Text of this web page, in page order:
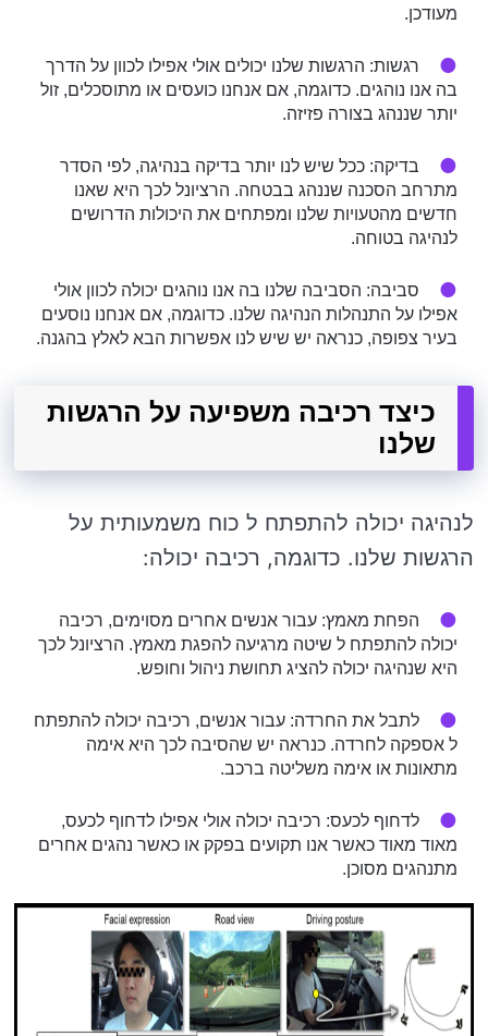
מעודכן.
רגשות: הרגשות שלנו יכולים אולי אפילו לכוון על הדרך
בה אנו נוהגים. כדוגמה, אם אנחנו כועסים או מתוסכלים, זול
יותר שננהג בצורה פזיזה.
בדיקה: ככל שיש לנו יותר בדיקה בנהיגה, לפי הסדר
מתרחב הסכנה שננהג בבטחה. הרציונל לכך היא שאנו
חדשים מהטעויות שלנו ומפתחים את היכולות הדרושים
לנהיגה בטוחה.
סביבה: הסביבה שלנו בה אנו נוהגים יכולה לכוון אולי
אפילו על התנהלות הנהיגה שלנו. כדוגמה, אם אנחנו נוסעים
בעיר צפופה, כנראה יש שיש לנו אפשרות הבא לאלץ בהגנה.
כיצד רכיבה משפיעה על הרגשות
שלנו
לנהיגה יכולה להתפתח ל כוח משמעותית על
הרגשות שלנו. כדוגמה, רכיבה יכולה:
הפחת מאמץ: עבור אנשים אחרים מסוימים, רכיבה
יכולה להתפתח ל שיטה מרגיעה להפגת מאמץ. הרציונל לכך
היא שנהיגה יכולה להציג תחושת ניהול וחופש.
לתבל את החרדה: עבור אנשים, רכיבה יכולה להתפתח
ל אספקה לחרדה. כנראה יש שהסיבה לכך היא אימה
מתאונות או אימה משליטה ברכב.
לדחוף לכעס: רכיבה יכולה אולי אפילו לדחוף לכעס,
מאוד מאוד כאשר אנו תקועים בפקק או כאשר נהגים אחרים
מתנהגים מסוכן.